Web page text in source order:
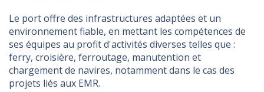
Le port offre des infrastructures adaptées et un
environnement fiable, en mettant les compétences de
ses équipes au profit d'activités diverses telles que :
ferry, croisière, ferroutage, manutention et
chargement de navires, notamment dans le cas des
projets liés aux EMR.